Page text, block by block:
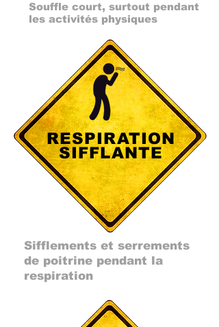
Souffle court, surtout pendant
les activités physiques
Sifflements et serrements
de poitrine pendant la
respiration
RESPIRATION
SIFFLANTE